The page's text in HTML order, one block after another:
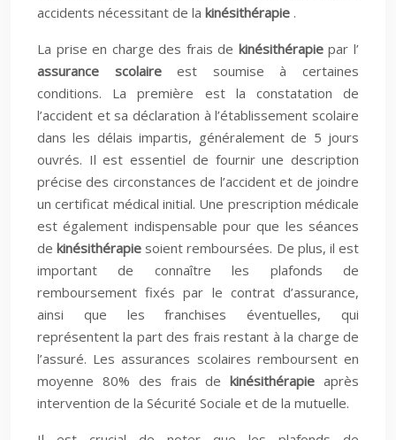
accidents nécessitant de la kinésithérapie .
La prise en charge des frais de kinésithérapiepar l’
assurance scolaireest soumise à certaines
conditions. La première est la constatation de
l’accident et sa déclaration à l’établissement scolaire
dans les délais impartis, généralement de 5 jours
ouvrés. Il est essentiel de fournir une description
précise des circonstances de l’accident et de joindre
un certificat médical initial. Une prescription médicale
est également indispensable pour que les séances
dekinésithérapie soient remboursées. De plus, il est
important de connaître les plafonds de
remboursement fixés par le contrat d’assurance,
ainsi que les franchises éventuelles, qui
représentent la part des frais restant à la charge de
l’assuré. Les assurances scolaires remboursent en
moyenne 80% des frais dekinésithérapieaprès
intervention de la Sécurité Sociale et de la mutuelle.